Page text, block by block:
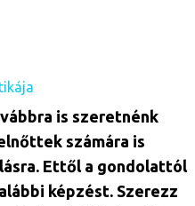
is szeretnénk
számára is
Ettől a gondolattól
képzést. Szerezz